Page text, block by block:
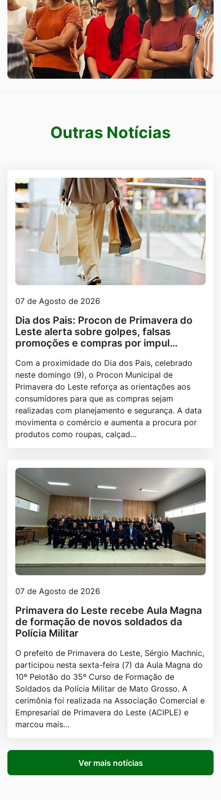
Outras notíciasOutras Notícias
07 de Agosto de 2026
Dia dos Pais: Procon de Primavera do
Leste alerta sobre golpes, falsas
promoções e compras por impul…
Com a proximidade do Dia dos Pais, celebrado
neste domingo (9), o Procon Municipal de
Primavera do Leste reforça as orientações aos
consumidores para que as compras sejam
realizadas com planejamento e segurança. A data
movimenta o comércio e aumenta a procura por
produtos como roupas, calçad…
07 de Agosto de 2026
Primavera do Leste recebe Aula Magna
de formação de novos soldados da
Polícia Militar
O prefeito de Primavera do Leste, Sérgio Machnic,
participou nesta sexta-feira (7) da Aula Magna do
10º Pelotão do 35º Curso de Formação de
Soldados da Polícia Militar de Mato Grosso. A
cerimônia foi realizada na Associação Comercial e
Empresarial de Primavera do Leste (ACIPLE) e
marcou mais…
Ver mais notícias